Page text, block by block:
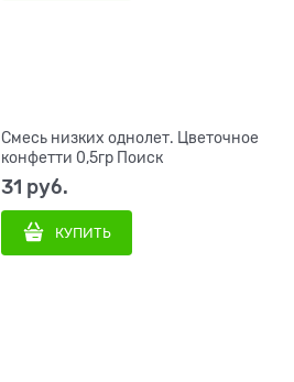
Смесь низких однолет. Цветочное
конфетти 0,5гр Поиск
31 руб.
КУПИТЬ